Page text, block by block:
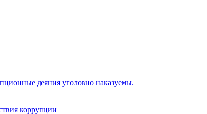
деяния уголовно наказуемы.
коррупции